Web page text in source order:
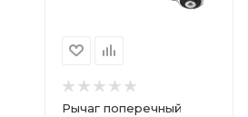
Рычаг поперечный